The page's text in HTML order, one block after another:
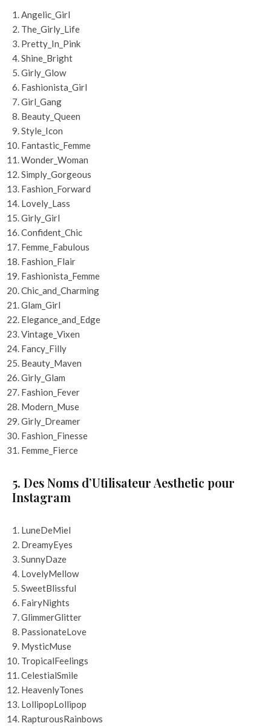
Angelic_Girl
The_Girly_Life
Pretty_In_Pink
Shine_Bright
Girly_Glow
Fashionista_Girl
Girl_Gang
Beauty_Queen
Style_Icon
Fantastic_Femme
Wonder_Woman
Simply_Gorgeous
Fashion_Forward
Lovely_Lass
Girly_Girl
Confident_Chic
Femme_Fabulous
Fashion_Flair
Fashionista_Femme
Chic_and_Charming
Glam_Girl
Elegance_and_Edge
Vintage_Vixen
Fancy_Filly
Beauty_Maven
Girly_Glam
Fashion_Fever
Modern_Muse
Girly_Dreamer
Fashion_Finesse
Femme_Fierce
5. Des Noms d’Utilisateur Aesthetic pour
Instagram
LuneDeMiel
DreamyEyes
SunnyDaze
LovelyMellow
SweetBlissful
FairyNights
GlimmerGlitter
PassionateLove
MysticMuse
TropicalFeelings
CelestialSmile
HeavenlyTones
LollipopLollipop
RapturousRainbows